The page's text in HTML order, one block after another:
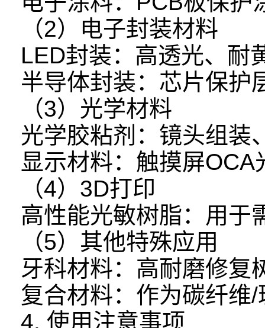
（2）电子封装材料
LED封装：高透光、耐
半导体封装：芯片保护
（3）光学材料
光学胶粘剂：镜头组装
显示材料：触摸屏OCA
（4）3D打印
高性能光敏树脂：用于
（5）其他特殊应用
牙科材料：高耐磨修复
复合材料：作为碳纤维
4. 使用注意事项